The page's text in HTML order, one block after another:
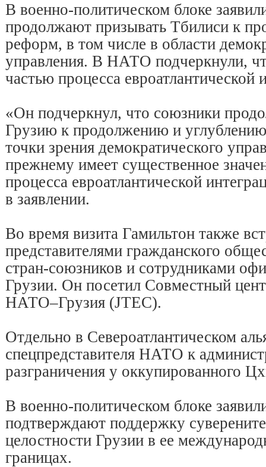
В военно-политическом блоке
продолжают призывать Тбилиси к
реформ, в том числе в области
управления. В НАТО подчеркнули,
частью процесса евроатлантической
«Он подчеркнул, что союзники
Грузию к продолжению и
точки зрения демократического
прежнему имеет существенное
процесса евроатлантической
в заявлении.
Во время визита Гамильтон также
представителями гражданского
стран-союзников и сотрудниками
Грузии. Он посетил Совместный
НАТО–Грузия (JTEC).
Отдельно в Североатлантическом
спецпредставителя НАТО к
разграничения у оккупированного
В военно-политическом блоке
подтверждают поддержку
целостности Грузии в ее
границах.